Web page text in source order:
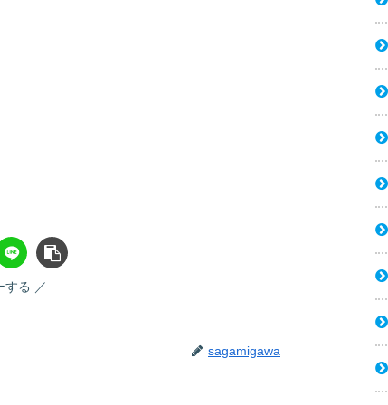
する
sagamigawa